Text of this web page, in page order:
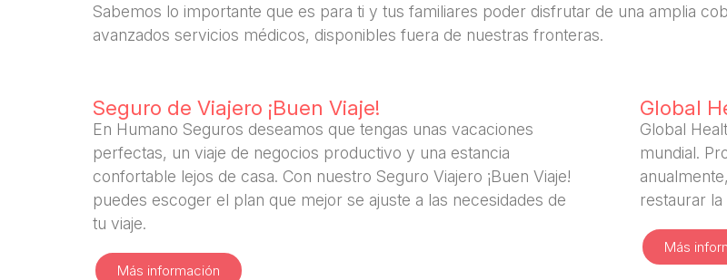
Sabemos lo importante que es para ti y tus familiares poder disfrutar de una amplia
avanzados servicios médicos, disponibles fuera de nuestras fronteras.
Seguro de Viajero ¡Buen Viaje!
En Humano Seguros deseamos que tengas unas vacaciones
perfectas, un viaje de negocios productivo y una estancia
confortable lejos de casa. Con nuestro Seguro Viajero ¡Buen Viaje!
puedes escoger el plan que mejor se ajuste a las necesidades de
tu viaje.
Más información
Global
Global
mundial.
restaurar
Más